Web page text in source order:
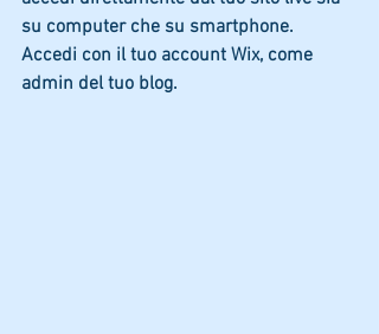
su computer che su smartphone.
Accedi con il tuo account Wix, come
admin del tuo blog.